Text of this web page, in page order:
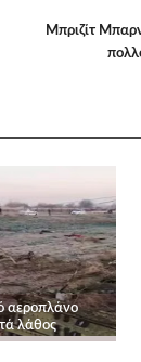
Μπριζίτ
αεροπλάνο
λάθος